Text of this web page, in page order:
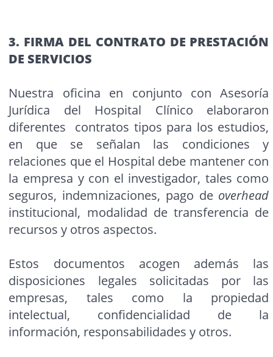
3. FIRMA DEL CONTRATO DE PRESTACIÓN
DE SERVICIOS
Nuestra oficina en conjunto con Asesoría
Jurídica del Hospital Clínico elaboraron
diferentes contratos tipos para los estudios,
en que se señalan las condiciones y
relaciones que el Hospital debe mantener con
la empresa y con el investigador, tales como
seguros, indemnizaciones, pago de overhead
institucional, modalidad de transferencia de
recursos y otros aspectos.
Estos documentos acogen además las
disposiciones legales solicitadas por las
empresas, tales como la propiedad
intelectual, confidencialidad de la
información, responsabilidades y otros.